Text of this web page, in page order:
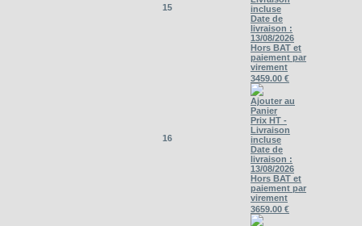
15
incluse
Date de
livraison :
13/08/2026
Hors BAT et
paiement par
virement
16
3459.00 €
Ajouter au
Panier
Prix HT -
Livraison
incluse
Date de
livraison :
13/08/2026
Hors BAT et
paiement par
virement
3659.00 €